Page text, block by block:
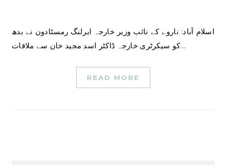
اسلام آباد: ناروے کے نائب وزیر خارجہ ایرلنگ رمسٹادون نے بدھ
کو سیکرٹری خارجہ ڈاکٹر اسد مجید خان سے ملاقات…
READ MORE